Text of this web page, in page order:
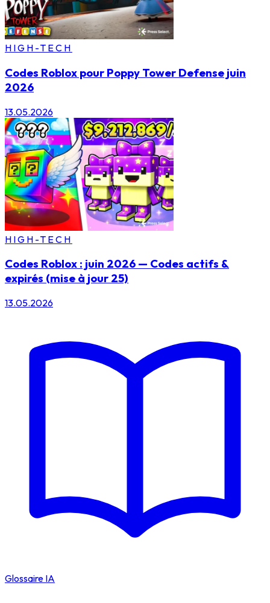
HIGH-TECH
Codes Roblox pour Poppy Tower Defense juin
2026
13.05.2026
HIGH-TECH
Codes Roblox : juin 2026 — Codes actifs &
expirés (mise à jour 25)
13.05.2026
Glossaire IA